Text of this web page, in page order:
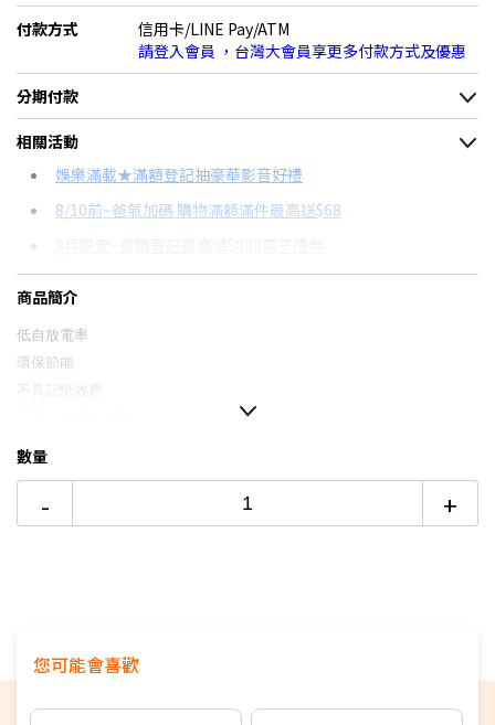
付款方式
信用卡/LINE Pay/ATM
請登入會員 ，台灣大會員享更多付款方式及優惠
分期付款
＊實際可分期數、適用利率，請以購物車顯示為主
信用卡分期
分期數 每期金額 配合銀行/業者
相關活動
娛樂滿載★滿額登記抽豪華影音好禮
8/10前~爸氣加碼 購物滿額滿件最高送$68
8月限定~首購登記最高領$888電子禮券
台灣大哥大Open Possible聯名卡滿額最高回饋25%
商品簡介
低自放電率
環保節能
4 號電池(AAA)，適用範圍廣
數量
- +
您可能會喜歡